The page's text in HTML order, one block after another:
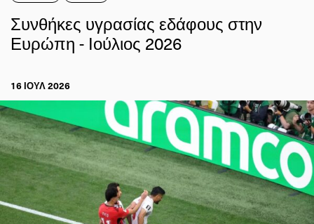
Συνθήκες υγρασίας εδάφους στην
Ευρώπη - Ιούλιος 2026
16 ΙΟΥΛ 2026